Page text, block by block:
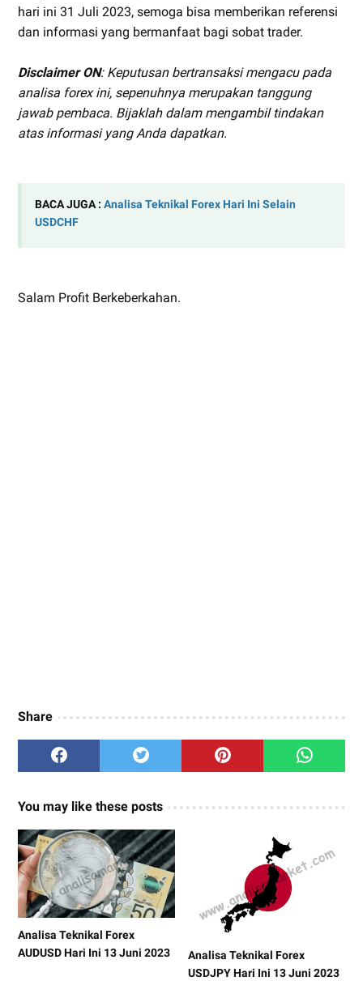
hari ini 31 Juli 2023, semoga bisa memberikan referensi
dan informasi yang bermanfaat bagi sobat trader.
Disclaimer ON: Keputusan bertransaksi mengacu pada
analisa forex ini, sepenuhnya merupakan tanggung
jawab pembaca. Bijaklah dalam mengambil tindakan
atas informasi yang Anda dapatkan.
BACA JUGA : Analisa Teknikal Forex Hari Ini Selain
USDCHF
Salam Profit Berkeberkahan.
Share
You may like these posts
Analisa Teknikal Forex
AUDUSD Hari Ini 13 Juni 2023
Analisa Teknikal Forex
USDJPY Hari Ini 13 Juni 2023